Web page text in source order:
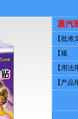
蒸汽
【批准
【规
【用法
【产品